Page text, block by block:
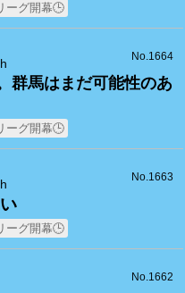
ーグ開幕🕒
No.1664
群馬はまだ可能性のあ
ーグ開幕🕒
No.1663
ーグ開幕🕒
No.1662